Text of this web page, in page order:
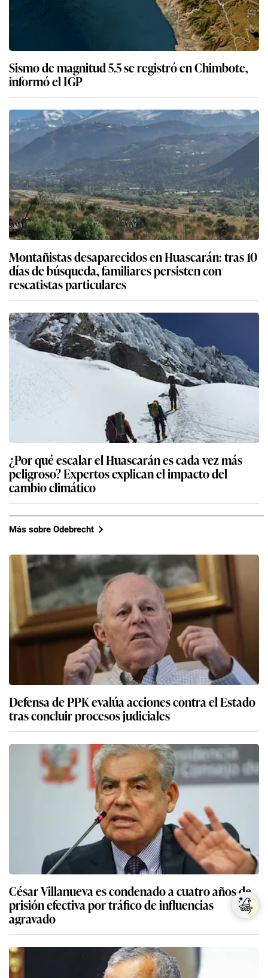
Sismo de magnitud 5.5 se registró en Chimbote,
informó el IGP
Montañistas desaparecidos en Huascarán: tras 10
días de búsqueda, familiares persisten con
rescatistas particulares
¿Por qué escalar el Huascarán es cada vez más
peligroso? Expertos explican el impacto del
cambio climático
Más sobre Odebrecht
Defensa de PPK evalúa acciones contra el Estado
tras concluir procesos judiciales
César Villanueva es condenado a cuatro años de
prisión efectiva por tráfico de influencias
agravado